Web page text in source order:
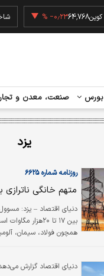
بیت کوین64,768‎−۰٫۲۳ %
بورس صنعت، معدن و
یزد
روزنامه شماره ۶۶۲۵
متهم خانگی ناترازی
دنیای‌ اقتصاد – یزد:
همچون فولاد، سیمان،
دنیای اقتصاد گزارش